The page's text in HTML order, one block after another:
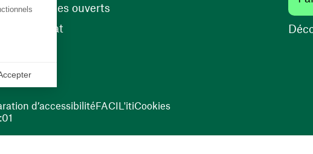
Nos postes ouverts(ouvre une nouvelle fenêtre)
Bénévolat
d’accessibilitéFACIL'itiCookies